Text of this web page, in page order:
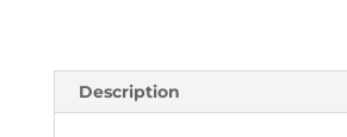
Description